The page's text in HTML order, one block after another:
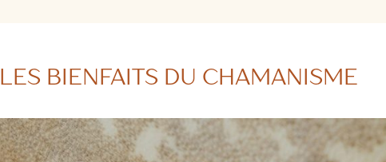
LES BIENFAITS DU CHAMANISME